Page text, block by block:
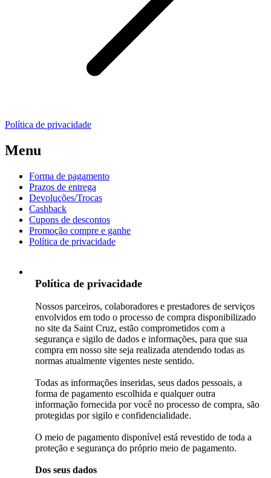
Política de privacidade
Menu
Forma de pagamento
Prazos de entrega
Devoluções/Trocas
Cashback
Cupons de descontos
Promoção compre e ganhe
Política de privacidade
Política de privacidade
Nossos parceiros, colaboradores e prestadores de serviços
envolvidos em todo o processo de compra disponibilizado
no site da Saint Cruz, estão comprometidos com a
segurança e sigilo de dados e informações, para que sua
compra em nosso site seja realizada atendendo todas as
normas atualmente vigentes neste sentido.
Todas as informações inseridas, seus dados pessoais, a
forma de pagamento escolhida e qualquer outra
informação fornecida por você no processo de compra, são
protegidas por sigilo e confidencialidade.
O meio de pagamento disponível está revestido de toda a
proteção e segurança do próprio meio de pagamento.
Dos seus dados